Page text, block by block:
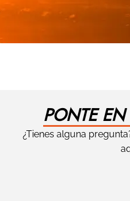
PONTE
¿Tienes alguna